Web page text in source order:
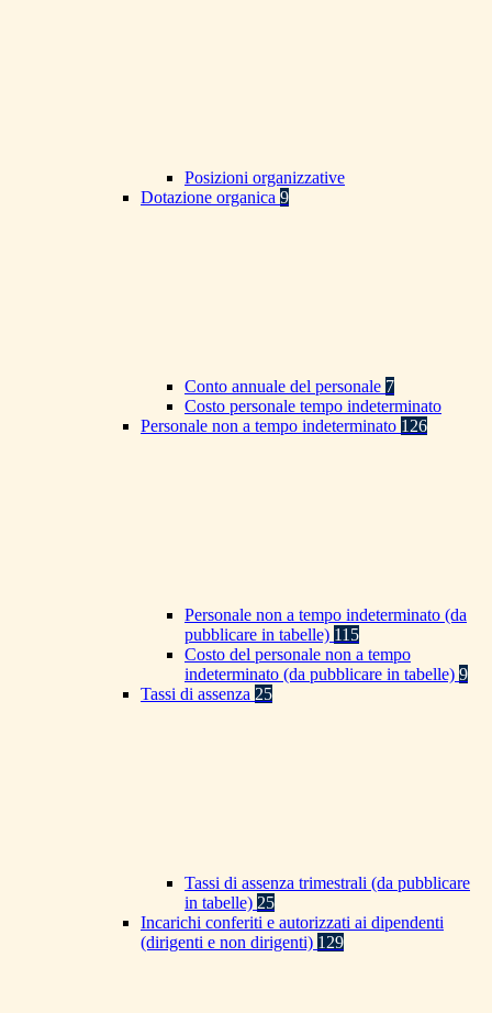
Posizioni organizzative
Dotazione organica 9
Conto annuale del personale 7
Costo personale tempo indeterminato
Personale non a tempo indeterminato 126
Personale non a tempo indeterminato (da
pubblicare in tabelle) 115
Costo del personale non a tempo
indeterminato (da pubblicare in tabelle) 9
Tassi di assenza 25
Tassi di assenza trimestrali (da pubblicare
in tabelle) 25
Incarichi conferiti e autorizzati ai dipendenti
(dirigenti e non dirigenti) 129